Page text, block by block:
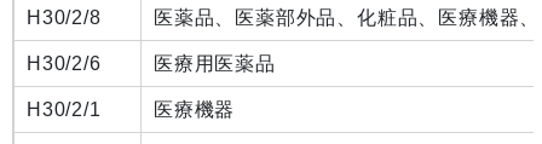
H30/2/8 医薬品、医薬部外品、化粧品、医療機器
H30/2/6 医療用医薬品
H30/2/1 医療機器